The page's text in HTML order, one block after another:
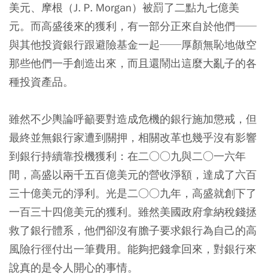
美元、摩根（J. P. Morgan）被罰了二點九七億美
元。而高盛後來的獲利，有一部分正來自於他們──
與其他投資銀行跟避險基金一起──厚顏無恥地做空
那些他們一手創造出來，而且還鬧出這麼大亂子的各
種投資產品。
雖然不少輿論呼籲要對造成危機的銀行施加懲戒，但
最終並無銀行家遭到關押，相關改革也幾乎沒有影響
到銀行持續靠投機獲利：在二○○九與二○一六年
間，高盛以兩千五百億美元的營收淨額，達成了六百
三十億美元的淨利。光是二○○九年，高盛就創下了
一百三十四億美元的獲利。雖然美國政府拿納稅錢拯
救了銀行體系，他們卻沒有膽子要求銀行為自己的高
風險行徑付出一筆費用。能夠把錢拿回來，對銀行來
說真的是令人開心的事情。